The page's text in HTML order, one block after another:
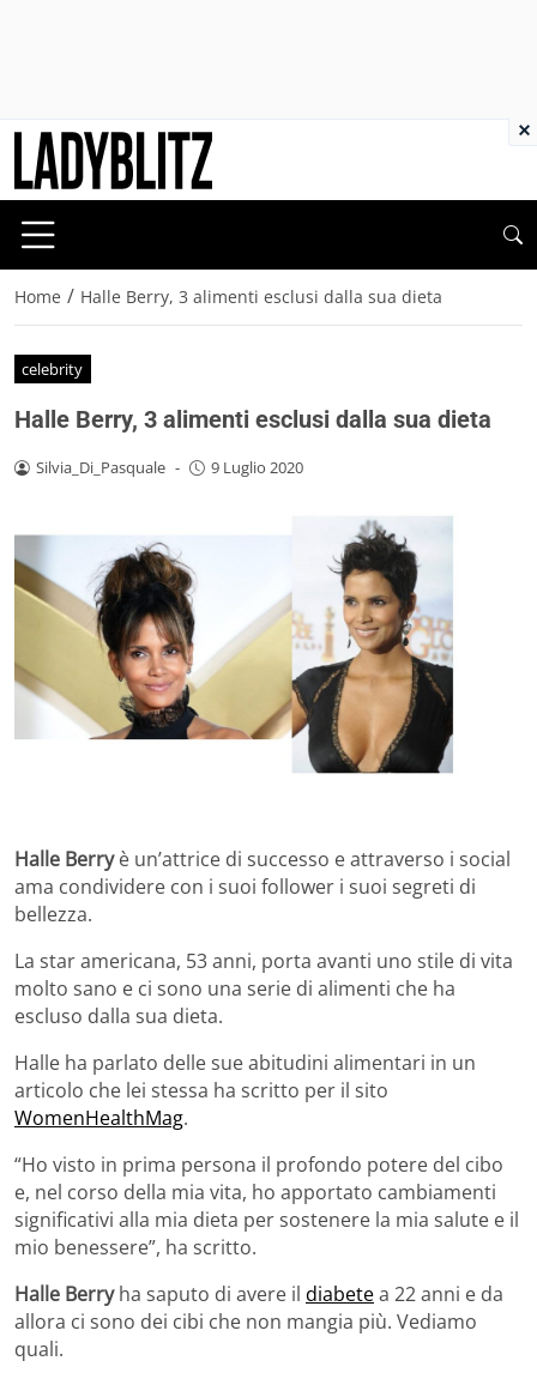
Home / Halle Berry, 3 alimenti esclusi dalla sua dieta
celebrity
Halle Berry, 3 alimenti esclusi dalla sua dieta
Silvia_Di_Pasquale - 9 Luglio 2020
Halle Berryè un’attrice di successo e attraverso i social
ama condividere con i suoi follower i suoi segreti di
bellezza.
La star americana, 53 anni, porta avanti uno stile di vita
molto sano e ci sono una serie di alimenti che ha
escluso dalla sua dieta.
Halle ha parlato delle sue abitudini alimentari in un
articolo che lei stessa ha scritto per il sito
WomenHealthMag.
“Ho visto in prima persona il profondo potere del cibo
e, nel corso della mia vita, ho apportato cambiamenti
significativi alla mia dieta per sostenere la mia salute e il
mio benessere”, ha scritto.
Halle Berryha saputo di avere il diabetea 22 anni e da
allora ci sono dei cibi che non mangia più. Vediamo
quali.
×